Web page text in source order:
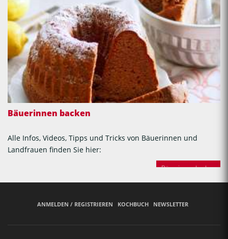
Bäuerinnen backen
Alle Infos, Videos, Tipps und Tricks von Bäuerinnen und
Landfrauen finden Sie hier:
Bäuerinnen backen
ANMELDEN / REGISTRIEREN KOCHBUCH NEWSLETTER